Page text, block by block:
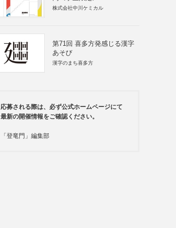
株式会社中川ケミカル
第71回 喜多方発感じる漢字
あそび
漢字のまち喜多方
応募される際は、必ず公式ホームページにて
最新の開催情報をご確認ください。
「登竜門」編集部